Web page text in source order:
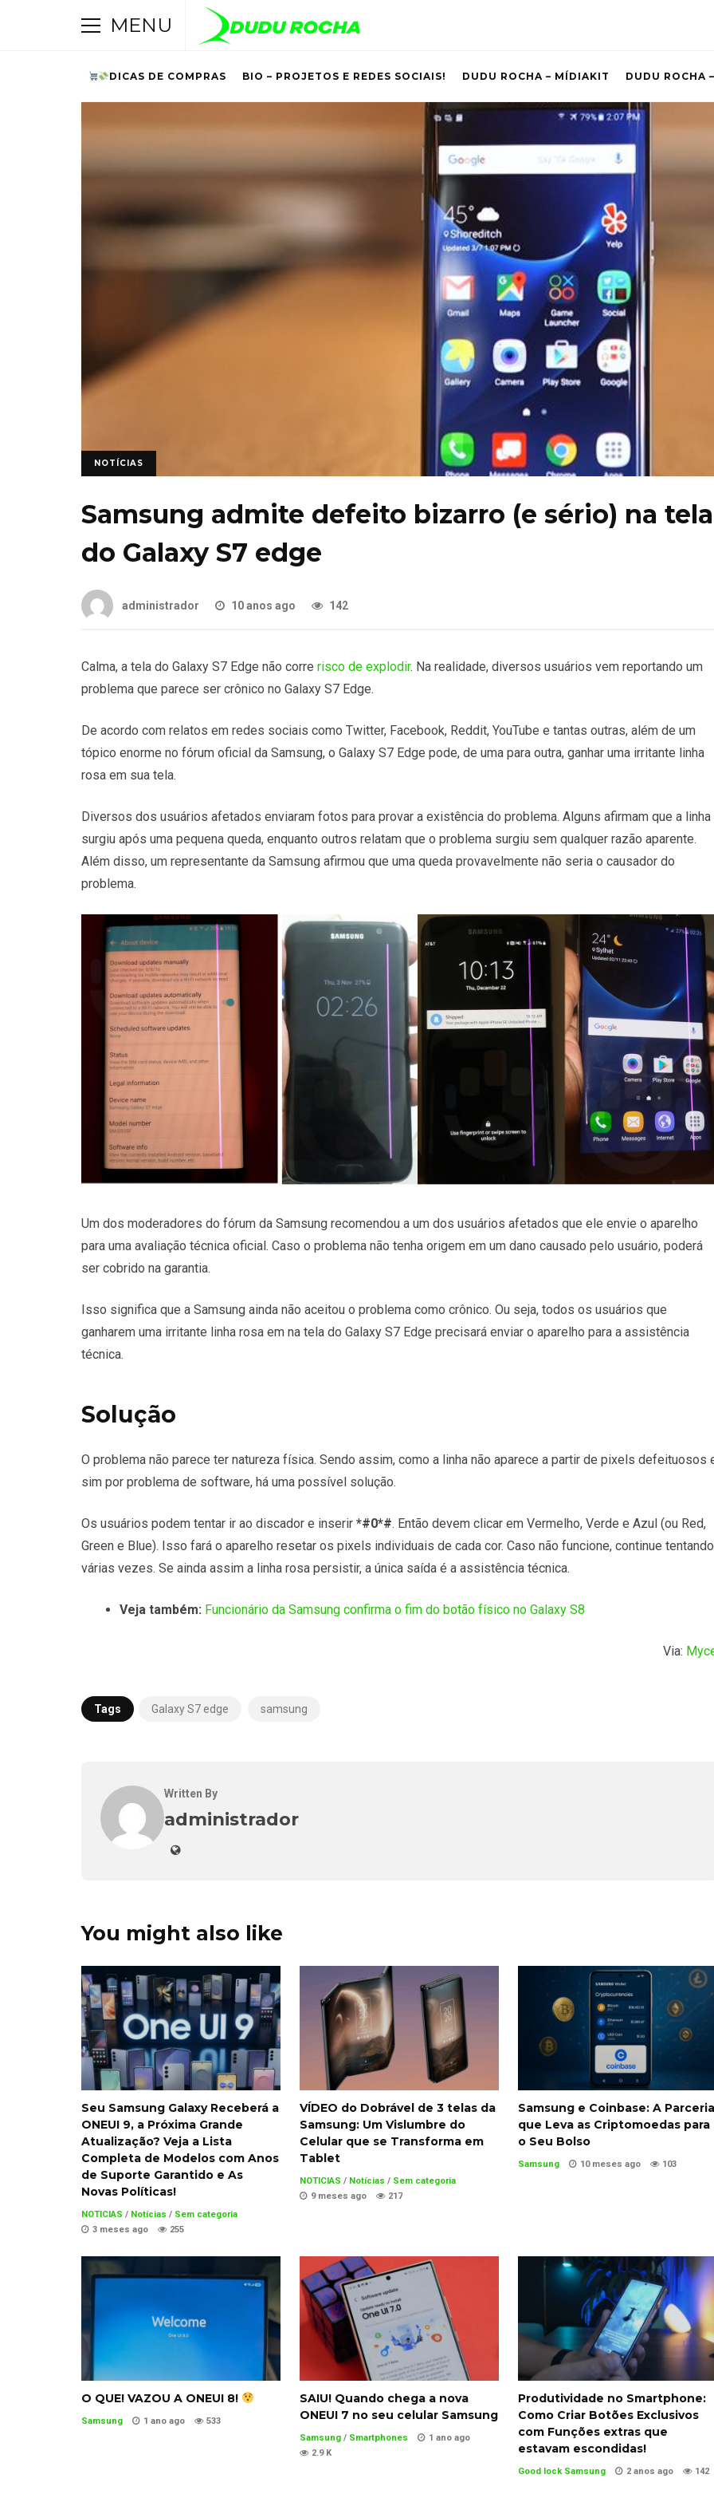
MENU
DICAS DE COMPRAS BIO – PROJETOS E REDES SOCIAIS! DUDU ROCHA – MÍDIAKIT DUDU ROCHA
NOTÍCIAS
Samsung admite defeito bizarro (e sério) na tela
do Galaxy S7 edge
administrador 10 anos ago 142
Calma, a tela do Galaxy S7 Edge não corre risco de explodir. Na realidade, diversos usuários vem reportando um
problema que parece ser crônico no Galaxy S7 Edge.
De acordo com relatos em redes sociais como Twitter, Facebook, Reddit, YouTube e tantas outras, além de um
tópico enorme no fórum oficial da Samsung, o Galaxy S7 Edge pode, de uma para outra, ganhar uma irritante linha
rosa em sua tela.
Diversos dos usuários afetados enviaram fotos para provar a existência do problema. Alguns afirmam que a linha
surgiu após uma pequena queda, enquanto outros relatam que o problema surgiu sem qualquer razão aparente.
Além disso, um representante da Samsung afirmou que uma queda provavelmente não seria o causador do
problema.
Um dos moderadores do fórum da Samsung recomendou a um dos usuários afetados que ele envie o aparelho
para uma avaliação técnica oficial. Caso o problema não tenha origem em um dano causado pelo usuário, poderá
ser cobrido na garantia.
Isso significa que a Samsung ainda não aceitou o problema como crônico. Ou seja, todos os usuários que
ganharem uma irritante linha rosa em na tela do Galaxy S7 Edge precisará enviar o aparelho para a assistência
técnica.
Solução
O problema não parece ter natureza física. Sendo assim, como a linha não aparece a partir de pixels defeituosos
sim por problema de software, há uma possível solução.
Os usuários podem tentar ir ao discador e inserir *#0*#. Então devem clicar em Vermelho, Verde e Azul (ou Red,
Green e Blue). Isso fará o aparelho resetar os pixels individuais de cada cor. Caso não funcione, continue tentando
várias vezes. Se ainda assim a linha rosa persistir, a única saída é a assistência técnica.
Veja também: Funcionário da Samsung confirma o fim do botão físico no Galaxy S8
Via:
Tags Galaxy S7 edge samsung
Written By
administrador
You might also like
Seu Samsung Galaxy Receberá a
ONEUI 9, a Próxima Grande
Atualização? Veja a Lista
Completa de Modelos com Anos
de Suporte Garantido e As
Novas Políticas!
NOTICIAS / Notícias / Sem categoria
3 meses ago
255
VÍDEO do Dobrável de 3 telas da
Samsung: Um Vislumbre do
Celular que se Transforma em
Tablet
NOTICIAS / Notícias / Sem categoria
9 meses ago
217
Samsung e Coinbase: A Parceria
que Leva as Criptomoedas para
o Seu Bolso
Samsung 10 meses ago 103
O QUE! VAZOU A ONEUI 8!
Samsung 1 ano ago 533
SAIU! Quando chega a nova
ONEUI 7 no seu celular Samsung
Samsung/ Smartphones
1 ano ago
2.9 K
Produtividade no Smartphone:
Como Criar Botões Exclusivos
com Funções extras que
estavam escondidas!
Good lock Samsung 2 anos ago 142